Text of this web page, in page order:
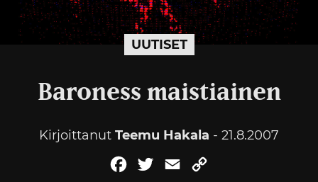
UUTISET
Baroness maistiainen
Kirjoittanut Teemu Hakala - 21.8.2007
FacebookTwitterEmail